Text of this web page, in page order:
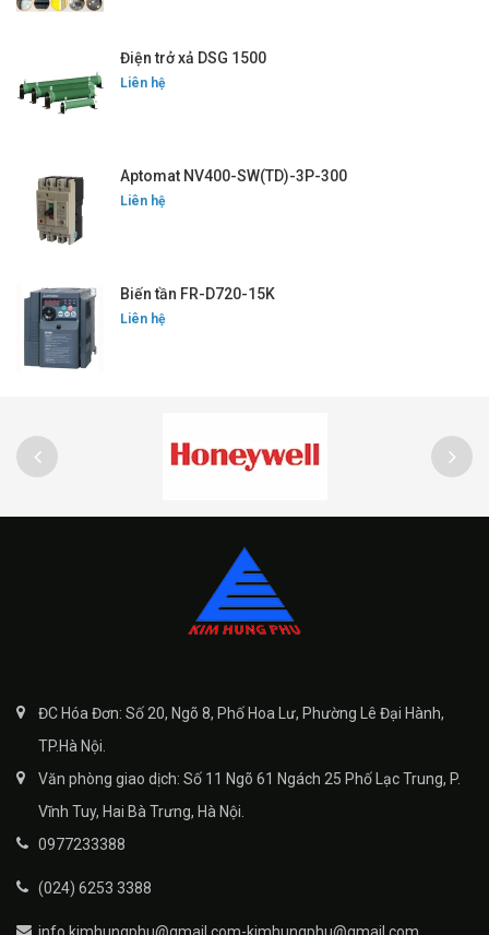
Điện trở xả DSG 1500
Liên hệ
Aptomat NV400-SW(TD)-3P-300
Liên hệ
Biến tần FR-D720-15K
Liên hệ
ĐC Hóa Đơn: Số 20, Ngõ 8, Phố Hoa Lư, Phường Lê Đại Hành,
TP.Hà Nội.
Văn phòng giao dịch: Số 11 Ngõ 61 Ngách 25 Phố Lạc Trung, P.
Vĩnh Tuy, Hai Bà Trưng, Hà Nội.
0977233388
(024) 6253 3388